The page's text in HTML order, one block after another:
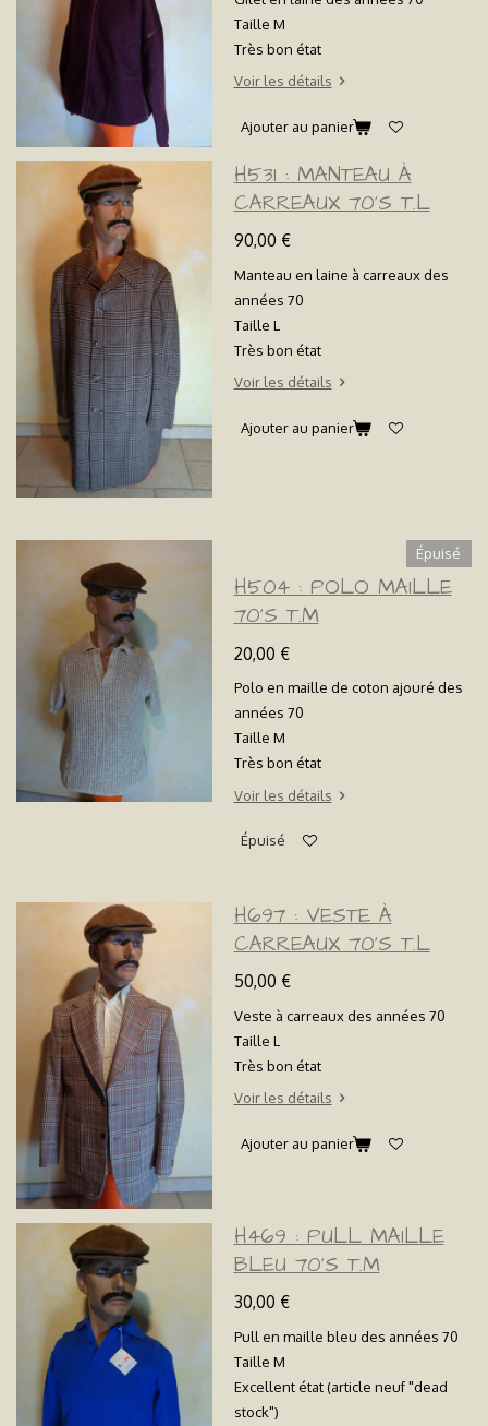
Taille M
Très bon état
Voir les détails
Ajouter au panier
H531 : MANTEAU À
CARREAUX 70'S T.L
90,00 €
Manteau en laine à carreaux des
années 70
Taille L
Très bon état
Voir les détails
Ajouter au panier
Épuisé
H504 : POLO MAILLE
70'S T.M
20,00 €
Polo en maille de coton ajouré des
années 70
Taille M
Très bon état
Voir les détails
Épuisé
H697 : VESTE À
CARREAUX 70'S T.L
50,00 €
Veste à carreaux des années 70
Taille L
Très bon état
Voir les détails
Ajouter au panier
H469 : PULL MAILLE
BLEU 70'S T.M
30,00 €
Pull en maille bleu des années 70
Taille M
Excellent état (article neuf "dead
stock")